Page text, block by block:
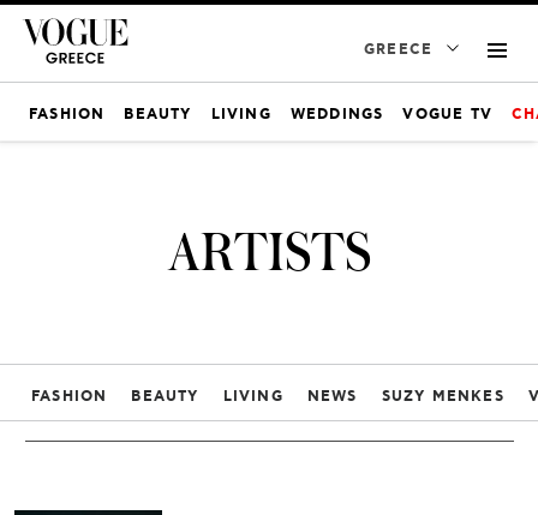
GREECE
FASHION BEAUTY LIVING WEDDINGS VOGUE TV
ARTISTS
FASHION BEAUTY LIVING NEWS SUZY MENKES